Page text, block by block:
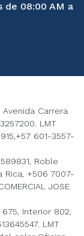
de 08:00 AM a
Carrera
LMT
601-3557-
Roble
Rica, +506 7007-
JOSE
Interior 802,
LMT